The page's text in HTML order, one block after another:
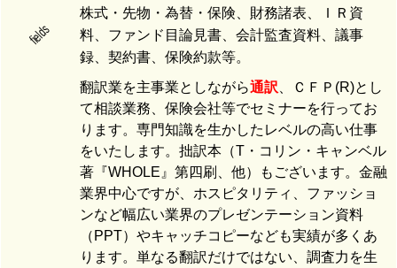
fields
株式・先物・為替・保険、財務諸表、ＩＲ資
料、ファンド目論見書、会計監査資料、議事
録、契約書、保険約款等。
翻訳業を主事業としながら通訳 、ＣＦＰ(R)とし
て相談業務、保険会社等でセミナーを行ってお
ります。専門知識を生かしたレベルの高い仕事
をいたします。拙訳本（T・コリン・キャンベル
著『WHOLE』第四刷、他）もございます。金融
業界中心ですが、ホスピタリティ、ファッショ
ンなど幅広い業界のプレゼンテーション資料
（PPT）やキャッチコピーなども実績が多くあ
ります。単なる翻訳だけではない、調査力を生